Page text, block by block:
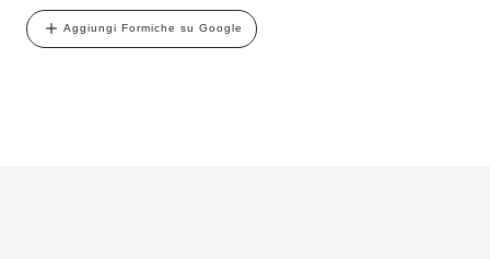
Aggiungi Formiche su Google